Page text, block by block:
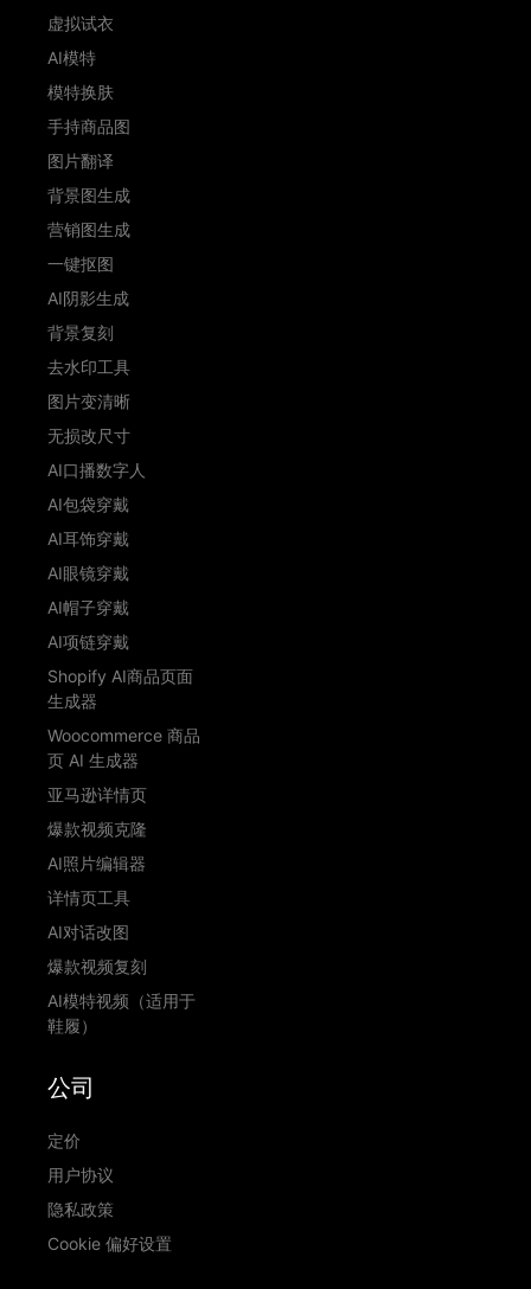
虚拟试衣
AI模特
模特换肤
手持商品图
图片翻译
背景图生成
营销图生成
一键抠图
AI阴影生成
背景复刻
去水印工具
图片变清晰
无损改尺寸
AI口播数字人
AI包袋穿戴
AI耳饰穿戴
AI眼镜穿戴
AI帽子穿戴
AI项链穿戴
Shopify AI商品页面
生成器
Woocommerce 商品
页 AI 生成器
亚马逊详情页
爆款视频克隆
AI照片编辑器
详情页工具
AI对话改图
爆款视频复刻
AI模特视频（适用于
鞋履）
公司
定价
用户协议
隐私政策
Cookie 偏好设置